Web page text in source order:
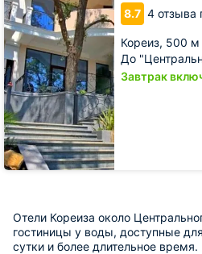
8.7 4 отзыва
Кореиз, 500 м
До
Завтрак
Отели Кореиза около
гостиницы у воды, доступные
сутки и более длительное время.